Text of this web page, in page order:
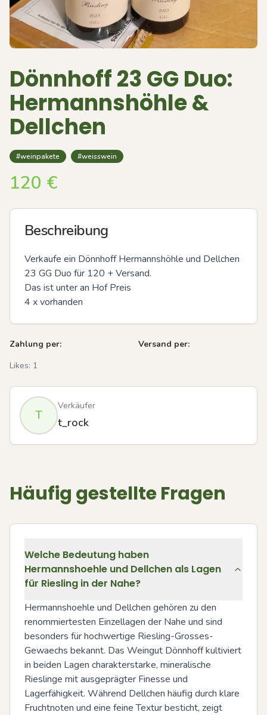
Dönnhoff 23 GG Duo:
Hermannshöhle &
Dellchen
#weinpakete #weisswein
120 €
Beschreibung
Verkaufe ein Dönnhoff Hermannshöhle und Dellchen
23 GG Duo für 120 + Versand.
Das ist unter an Hof Preis
4 x vorhanden
Zahlung per:
Versand per:
Likes: 1
T
Verkäufer
t_rock
Häufig gestellte Fragen
Welche Bedeutung haben
Hermannshoehle und Dellchen als Lagen
für Riesling in der Nahe?
Hermannshoehle und Dellchen gehören zu den
renommiertesten Einzellagen der Nahe und sind
besonders für hochwertige Riesling-Grosses-
Gewaechs bekannt. Das Weingut Dönnhoff kultiviert
in beiden Lagen charakterstarke, mineralische
Rieslinge mit ausgeprägter Finesse und
Lagerfähigkeit. Während Dellchen häufig durch klare
Fruchtnoten und eine feine Textur besticht, zeigt